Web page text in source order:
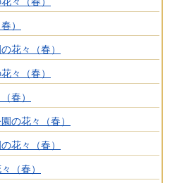
）
花々（春）
々（春）
春）
の花々（春）
花々（春）
（春）